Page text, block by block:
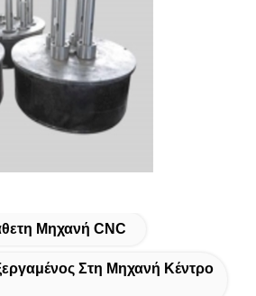
Μηχανή CNC
Στη Μηχανή Κέντρο